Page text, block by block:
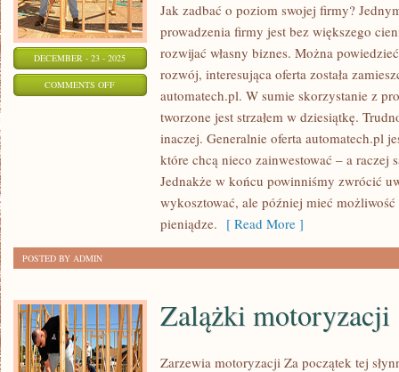
DECEMBER - 23 - 2025
COMMENTS OFFON
Jak zadbać o poziom swojej firmy?
prowadzenia firmy jest bez większego
rozwijać własny biznes. Można
rozwój, interesująca oferta została
automatech.pl. W sumie skorzystanie z
tworzone jest strzałem w dziesiątkę.
inaczej. Generalnie oferta automatech.pl
które chcą nieco zainwestować – a raczej
Jednakże w końcu powinniśmy zwrócić
wykosztować, ale później mieć możliwość
pieniądze. [ Read More ]
POSTED BY ADMIN
Zalążki motoryzacji
Zarzewia motoryzacji Za początek tej